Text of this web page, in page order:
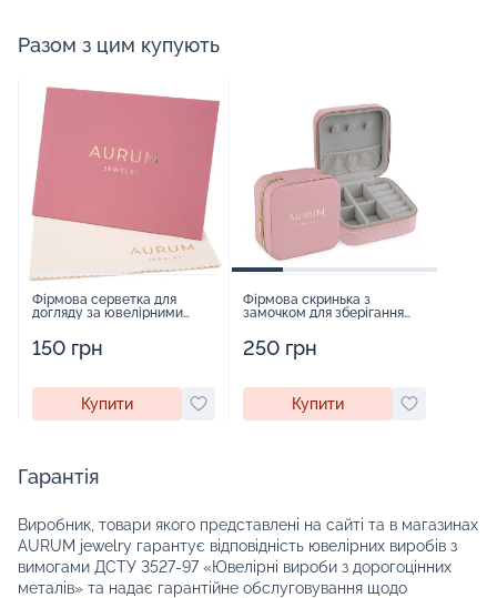
Разом з цим купують
Фірмова серветка для
догляду за ювелірними
150 грн
Купити
Фірмова скринька з
замочком для зберігання
250 грн
Купити
Гарантія
Виробник, товари якого представлені на сайті та в магазинах
AURUM jewelry гарантує відповідність ювелірних виробів з
вимогами ДСТУ 3527-97 «Ювелірні вироби з дорогоцінних
металів» та надає гарантійне обслуговування щодо